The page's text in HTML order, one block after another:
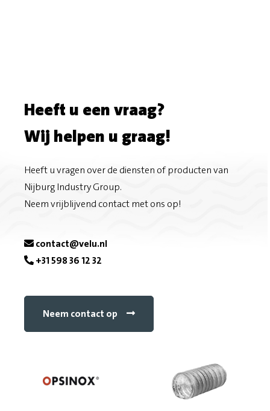
Heeft u een vraag?
Wij helpen u graag!
Heeft u vragen over de diensten of producten van
Nijburg Industry Group.
Neem vrijblijvend contact met ons op!
contact@velu.nl
+31 598 36 12 32
Neem contact op